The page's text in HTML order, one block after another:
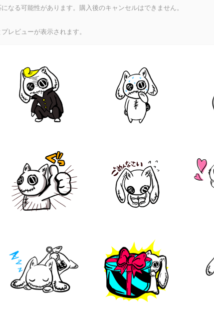
なる可能性があります。購入後のキャンセルはできません。
レビューが表示されます。